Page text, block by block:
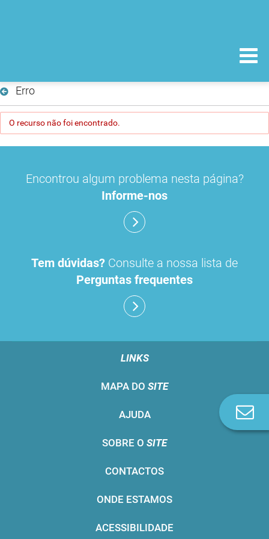
Erro
O recurso não foi encontrado.
Encontrou algum problema nesta página?
Informe-nos
Tem dúvidas? Consulte a nossa lista de
Perguntas frequentes
LINKS
MAPA DO SITE
AJUDA
SOBRE O SITE
CONTACTOS
ONDE ESTAMOS
ACESSIBILIDADE